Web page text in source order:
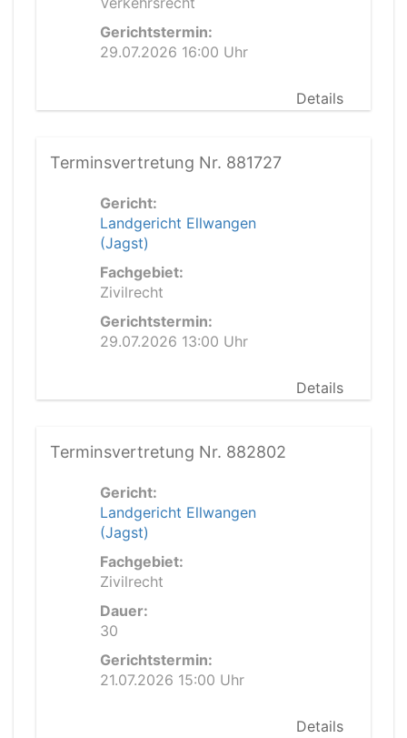
Gerichtstermin:
29.07.2026 16:00 Uhr
Details
Terminsvertretung Nr. 881727
Gericht:
Landgericht Ellwangen
(Jagst)
Fachgebiet:
Zivilrecht
Gerichtstermin:
29.07.2026 13:00 Uhr
Details
Terminsvertretung Nr. 882802
Gericht:
Landgericht Ellwangen
(Jagst)
Fachgebiet:
Zivilrecht
Dauer:
30
Gerichtstermin:
21.07.2026 15:00 Uhr
Details